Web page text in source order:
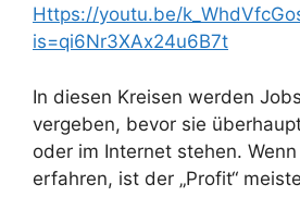
Https://youtu.be/
is=qi6Nr3XAx24u6B7t
In diesen Kreisen werden
vergeben, bevor sie
oder im Internet stehen.
erfahren, ist der „Profit“